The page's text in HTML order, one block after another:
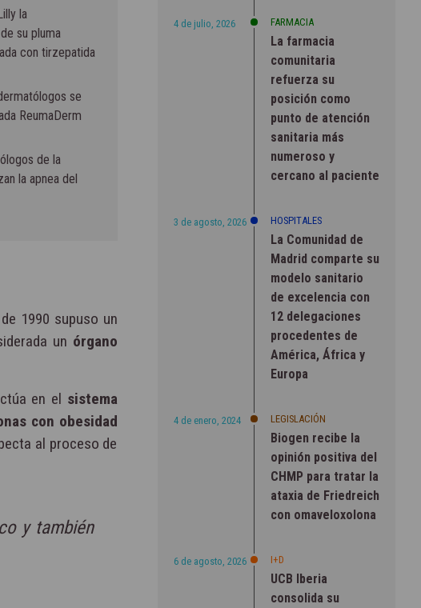
la
su pluma
con tirzepatida
se
ReumaDerm
de la
la apnea del
1990 supuso un
un órgano
en el sistema
con obesidad
al proceso de
y también
4 de julio, 2026 FARMACIA
La farmacia
comunitaria
refuerza su
posición como
punto de atención
sanitaria más
numeroso y
cercano al paciente
3 de agosto, 2026 HOSPITALES
La Comunidad de
Madrid comparte su
modelo sanitario
de excelencia con
12 delegaciones
procedentes de
América, África y
Europa
4 de enero, 2024 LEGISLACIÓN
Biogen recibe la
opinión positiva del
CHMP para tratar la
ataxia de Friedreich
con omaveloxolona
6 de agosto, 2026 I+D
UCB Iberia
consolida su